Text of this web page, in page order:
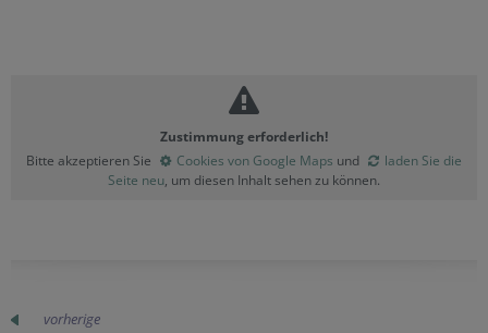
Zustimmung erforderlich!
Bitte akzeptieren Sie
Cookies von Google Maps und
laden Sie die
Seite neu, um diesen Inhalt sehen zu können.
vorherige